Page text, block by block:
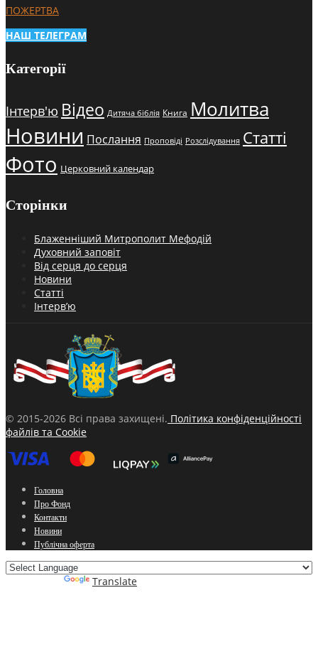
ПОЖЕРТВА
НАШ ТЕЛЕГРАМ
Категорії
Інтерв'ю Відео Дитяча біблія Книга Молитва
Новини Послання Проповіді Розслідування Статті
Фото Церковний календар
Сторінки
Блаженніший Митрополит Мефодій
Духовний заповіт
Від серця до серця
Новини
Статті
Інтерв’ю
© 2015-2026 Всі права захищені. Політика конфіденційності
файлів та Cookie
Головна
Про Фонд
Контакти
Новини
Публічна оферта
Translate